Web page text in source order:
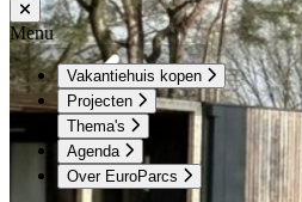
Menu
Vakantiehuis kopen
Projecten
Thema's
Agenda
Over EuroParcs